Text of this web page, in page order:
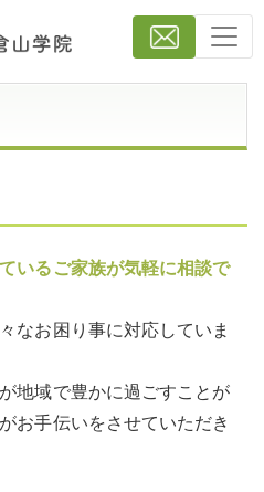
いるご家族が気軽に相談で
なお困り事に対応していま
地域で豊かに過ごすことが
お手伝いをさせていただき